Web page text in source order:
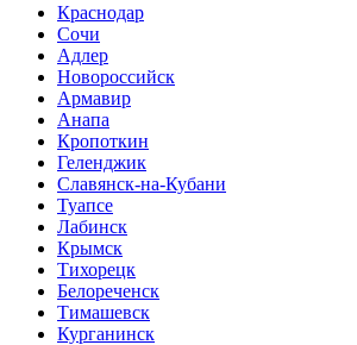
Краснодар
Сочи
Адлер
Новороссийск
Армавир
Анапа
Кропоткин
Геленджик
Славянск-на-Кубани
Туапсе
Лабинск
Крымск
Тихорецк
Белореченск
Тимашевск
Курганинск